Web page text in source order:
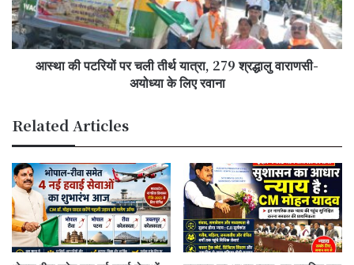
यात्रा,
279
श्रद्धालु
वाराणसी-
रवाना
आस्था की पटरियों पर चली तीर्थ यात्रा, 279 श्रद्धालु वाराणसी-
अयोध्या के लिए रवाना
Related Articles